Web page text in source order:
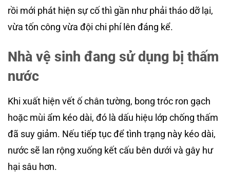
rồi mới phát hiện sự cố thì gần như phải tháo dỡ lại,
vừa tốn công vừa đội chi phí lên đáng kể.
Nhà vệ sinh đang sử dụng bị thấm
nước
Khi xuất hiện vết ố chân tường, bong tróc ron gạch
hoặc mùi ẩm kéo dài, đó là dấu hiệu lớp chống thấm
đã suy giảm. Nếu tiếp tục để tình trạng này kéo dài,
nước sẽ lan rộng xuống kết cấu bên dưới và gây hư
hại sâu hơn.